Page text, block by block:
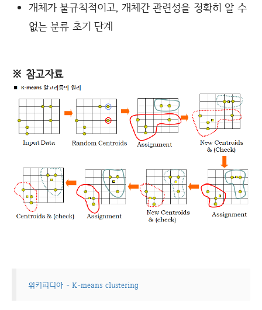
개체가 불규칙적이고, 개체간 관련성을 정확히 알 수
없는 분류 초기 단계
※ 참고자료
위키피디아 - K-means clustering